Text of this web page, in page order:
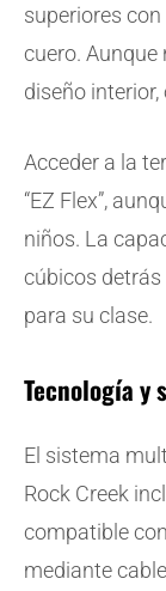
superiores con
cuero. Aunque
diseño
Acceder a la
“EZ Flex”,
niños. La
cúbicos detrás
para su clase.
Tecnología y
El sistema
Rock Creek
compatible
mediante